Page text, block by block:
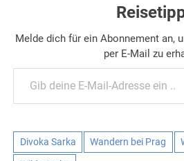
Melde dich für ein Abonnement an,
per E-Mail zu
Gib deine E-Mail-Adresse ein ...
Divoka Sarka Wandern bei Prag